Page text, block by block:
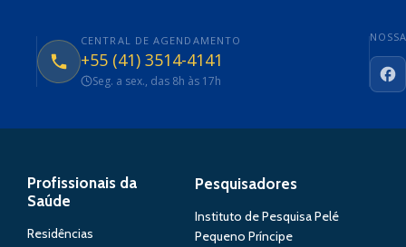
CENTRAL DE AGENDAMENTO
+55 (41) 3514-4141
Seg. a sex., das 8h às 17h
Profissionais da
Saúde
Residências
Pesquisadores
Instituto de Pesquisa Pelé
Pequeno Príncipe